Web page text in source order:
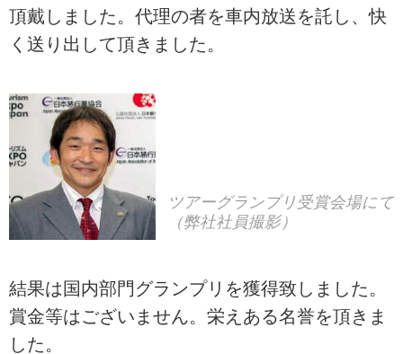
頂戴しました。代理の者を車内放送を託し、快
く送り出して頂きました。
ツアーグランプリ受賞会場にて
（弊社社員撮影）
結果は国内部門グランプリを獲得致しました。
賞金等はございません。栄えある名誉を頂きま
した。